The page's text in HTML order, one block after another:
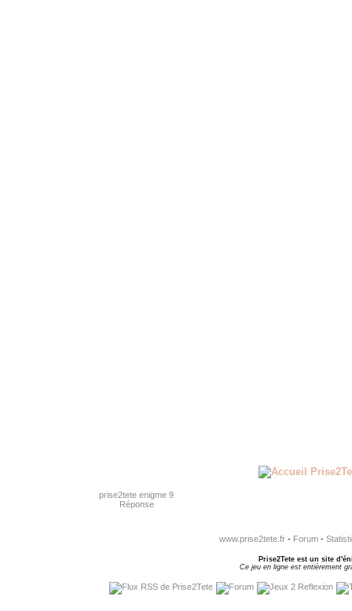
prise2tete enigme 9
Réponse
www.prise2tete.fr- Forum-
Prise2Tete est un site
Ce jeu en ligne est entièrement